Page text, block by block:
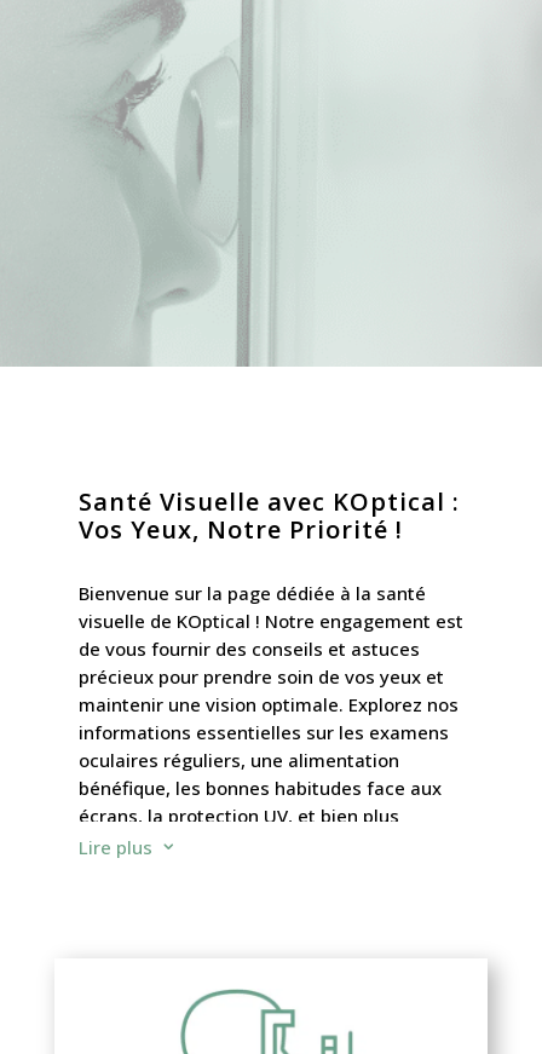
Santé Visuelle avec KOptical :
Vos Yeux, Notre Priorité !
Bienvenue sur la page dédiée à la santé
visuelle de KOptical ! Notre engagement est
de vous fournir des conseils et astuces
précieux pour prendre soin de vos yeux et
maintenir une vision optimale. Explorez nos
informations essentielles sur les examens
oculaires réguliers, une alimentation
bénéfique, les bonnes habitudes face aux
écrans, la protection UV, et bien plus
encore.
pour les conseils d’experts, et des
informations utiles pour préserver votre
Lire plus 3